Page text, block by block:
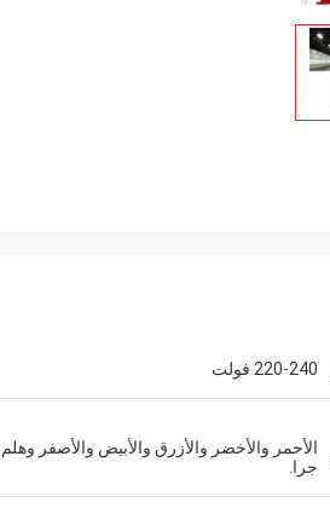
220-240 فولت
الأحمر والأخضر والأزرق والأبيض والأصفر وهلم
جرا.